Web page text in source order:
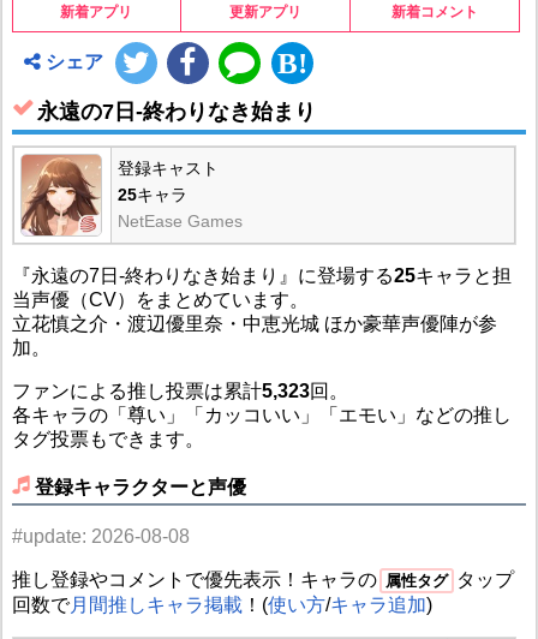
新着アプリ 更新アプリ 新着コメント
シェア
永遠の7日-終わりなき始まり
登録キャスト
25キャラ
NetEase Games
『永遠の7日-終わりなき始まり』に登場する25キャラと担
当声優（CV）をまとめています。
立花慎之介・渡辺優里奈・中恵光城 ほか豪華声優陣が参
加。
ファンによる推し投票は累計5,323回。
各キャラの「尊い」「カッコいい」「エモい」などの推し
タグ投票もできます。
登録キャラクターと声優
#update: 2026-08-08
推し登録やコメントで優先表示！キャラの 属性タグ
タップ
回数で月間推しキャラ掲載！(使い方/キャラ追加)